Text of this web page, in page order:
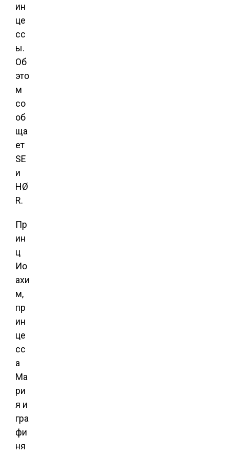
ин
це
сс
ы.
Об
это
м
со
об
ща
ет
SE
и
HØ
R.
Пр
ин
ц
Ио
ахи
м,
пр
ин
це
сс
а
Ма
ри
я и
гра
фи
ня